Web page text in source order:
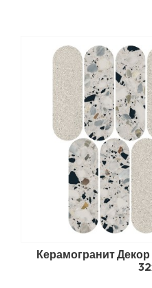
Керамогранит